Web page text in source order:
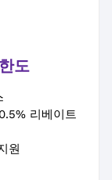
도
리베이트
원